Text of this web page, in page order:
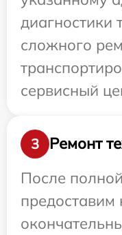
диагностики
сложного
сервисный
3
Ремонт
После
предоставим